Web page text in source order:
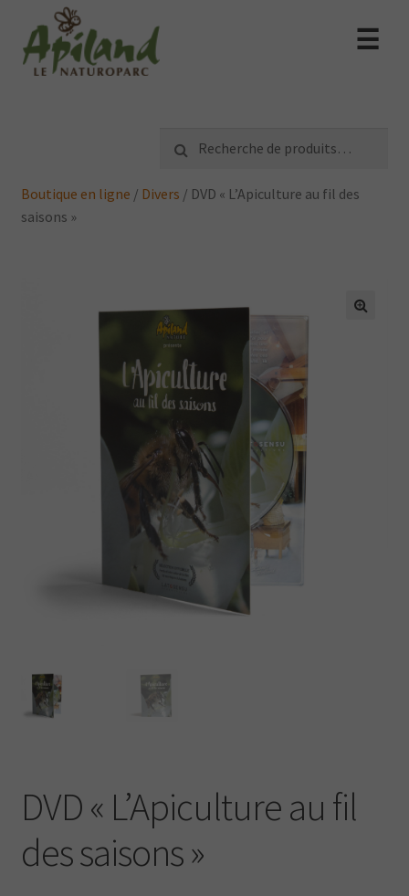
☰
pour :
Recherche
Boutique en ligne / Divers / DVD « L’Apiculture au fil des
saisons »
DVD « L’Apiculture au fil
des saisons »